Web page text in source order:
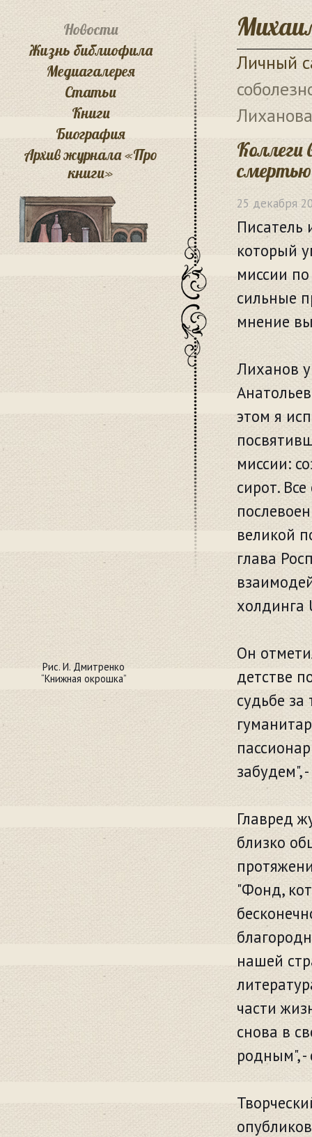
Личный
Лиханова
Коллеги
смертью
25 декабря
Писатель
который
миссии
сильные
мнение
Лиханов
этом я
миссии:
сирот.
великой
глава
холдинга
Он
детстве
судьбе за
забудем",
Главред
близко
"Фонд,
нашей
части
снова в
родным", -
Новости
Жизнь библиофила
Медиагалерея
Статьи
Книги
Биография
Архив журнала «Про
книги»
Рис. И. Дмитренко
“Книжная окрошка”